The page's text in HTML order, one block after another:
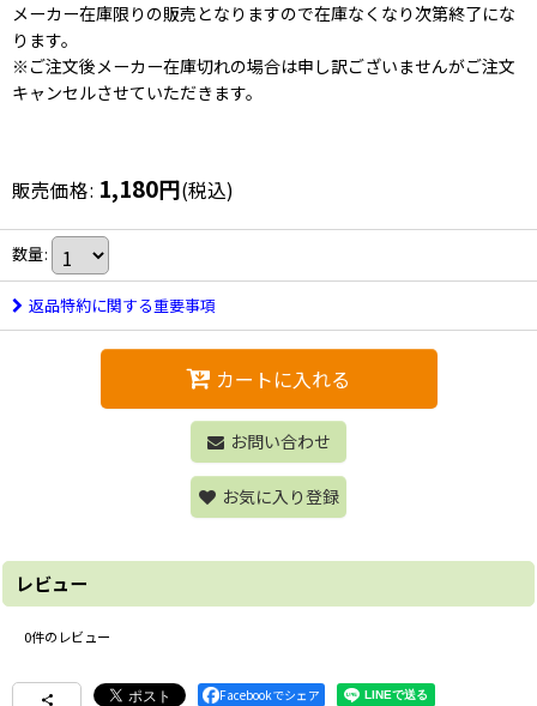
メーカー在庫限りの販売となりますので在庫なくなり次第終了にな
ります。
※ご注文後メーカー在庫切れの場合は申し訳ございませんがご注文
キャンセルさせていただきます。
販売価格: 1,180円(税込)
数量:
返品特約に関する重要事項
カートに入れる
お問い合わせ
お気に入り登録
レビュー
0件のレビュー
Facebookでシェア